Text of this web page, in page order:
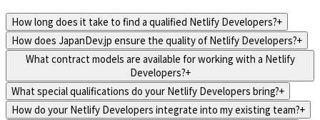
How long does it take to find a qualified Netlify Developers?+
How does JapanDev.jp ensure the quality of Netlify Developers?+
What contract models are available for working with a Netlify
Developers?+
What special qualifications do your Netlify Developers bring?+
How do your Netlify Developers integrate into my existing team?+